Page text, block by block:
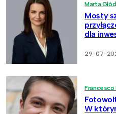
Marta
Mosty
dla
29-07-
Francesco
W